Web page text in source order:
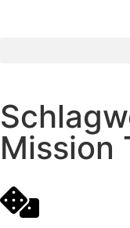
Mission